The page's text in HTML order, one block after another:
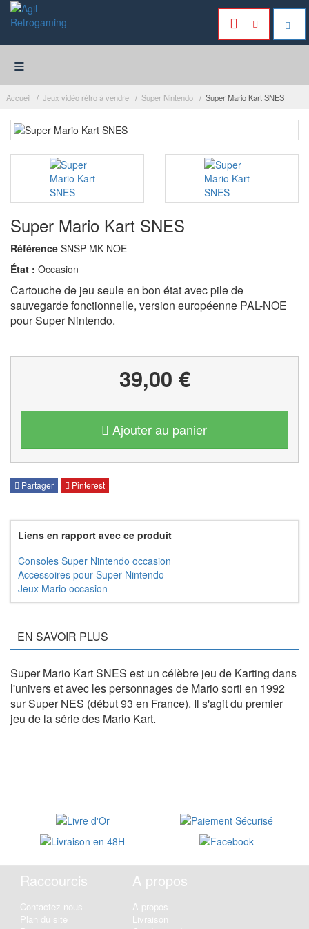
≡
Accueil Jeux vidéo rétro à vendre Super Nintendo Super Mario Kart SNES
Super Mario Kart SNES
Référence SNSP-MK-NOE
État : Occasion
Cartouche de jeu seule en bon état avec pile de
sauvegarde fonctionnelle, version européenne PAL-NOE
pour Super Nintendo.
39,00 €
Ajouter au panier
Partager Pinterest
Liens en rapport avec ce produit
Consoles Super Nintendo occasion
Accessoires pour Super Nintendo
Jeux Mario occasion
EN SAVOIR PLUS
Super Mario Kart SNES est un célèbre jeu de Karting dans
l'univers et avec les personnages de Mario sorti en 1992
sur Super NES (début 93 en France). Il s'agit du premier
jeu de la série des Mario Kart.
Raccourcis
Contactez-nous
Plan du site
A propos
A propos
Livraison